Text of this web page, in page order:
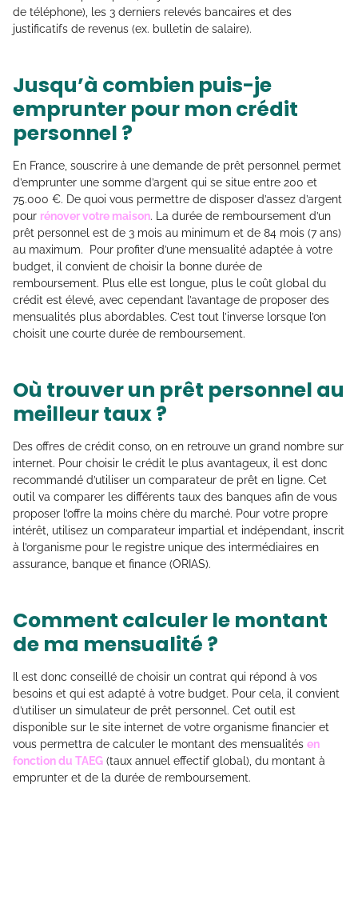
de téléphone), les 3 derniers relevés bancaires et des
justificatifs de revenus (ex. bulletin de salaire).
Jusqu’à combien puis-je
emprunter pour mon crédit
personnel ?
En France, souscrire à une demande de prêt personnel permet
d’emprunter une somme d’argent qui se situe entre 200 et
75.000 €. De quoi vous permettre de disposer d’assez d’argent
pour rénover votre maison. La durée de remboursement d’un
prêt personnel est de 3 mois au minimum et de 84 mois (7 ans)
au maximum. Pour profiter d’une mensualité adaptée à votre
budget, il convient de choisir la bonne durée de
remboursement. Plus elle est longue, plus le coût global du
crédit est élevé, avec cependant l’avantage de proposer des
mensualités plus abordables. C’est tout l’inverse lorsque l’on
choisit une courte durée de remboursement.
Où trouver un prêt personnel au
meilleur taux ?
Des offres de crédit conso, on en retrouve un grand nombre sur
internet. Pour choisir le crédit le plus avantageux, il est donc
recommandé d’utiliser un comparateur de prêt en ligne. Cet
outil va comparer les différents taux des banques afin de vous
proposer l’offre la moins chère du marché. Pour votre propre
intérêt, utilisez un comparateur impartial et indépendant, inscrit
à l’organisme pour le registre unique des intermédiaires en
assurance, banque et finance (ORIAS).
Comment calculer le montant
de ma mensualité ?
Il est donc conseillé de choisir un contrat qui répond à vos
besoins et qui est adapté à votre budget. Pour cela, il convient
d’utiliser un simulateur de prêt personnel. Cet outil est
disponible sur le site internet de votre organisme financier et
vous permettra de calculer le montant des mensualités en
fonction du TAEG (taux annuel effectif global), du montant à
emprunter et de la durée de remboursement.